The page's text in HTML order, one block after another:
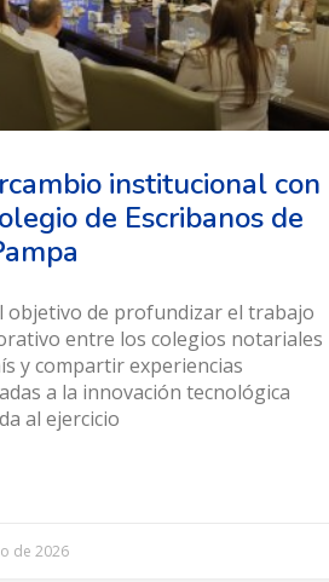
institucional con
de Escribanos de
objetivo de profundizar el trabajo
entre los colegios notariales
y compartir experiencias
a la innovación tecnológica
al ejercicio
de 2026